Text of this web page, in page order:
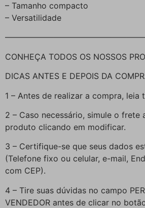
– Tamanho compacto
– Versatilidade
CONHEÇA TODOS OS NOSSOS
DICAS ANTES E DEPOIS DA
1 – Antes de realizar a compra, leia
2 – Caso necessário, simule o
produto clicando em modificar.
3 – Certifique-se que seus dados
(Telefone fixo ou celular, e-mail,
com CEP).
4 – Tire suas dúvidas no campo
VENDEDOR antes de clicar no